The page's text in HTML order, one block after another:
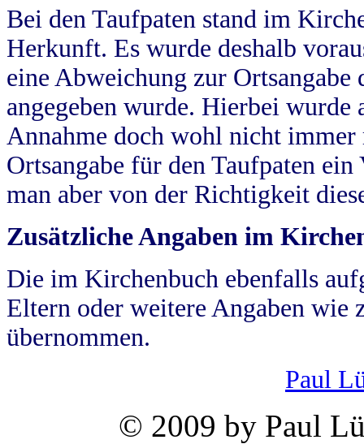
Bei den Taufpaten stand im
Herkunft. Es wurde deshalb
eine Abweichung zur
angegeben wurde. Hierbei wurde
Annahme doch wohl nicht
Ortsangabe für den Taufpaten
man aber von der Richtigkeit
Zusätzliche Angaben im
Die im Kirchenbuch ebenfalls
Eltern oder weitere Angaben wie
übernommen.
Paul
© 2009 by Paul